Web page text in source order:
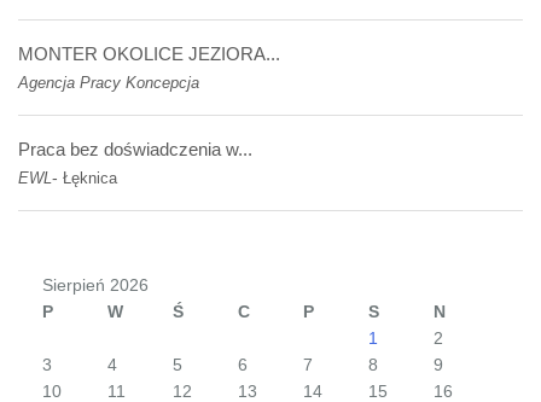
MONTER OKOLICE JEZIORA...
Agencja Pracy Koncepcja
Praca bez doświadczenia w...
EWL- Łęknica
Sierpień 2026
P
W Ś C P S
N
1
2
3
4 5 6 7 8
9
10
11 12 13 14 15 16